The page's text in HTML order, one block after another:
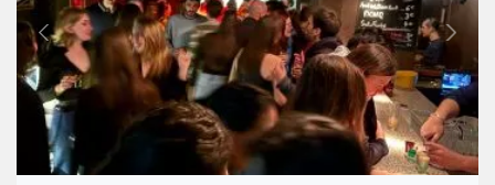
Précédent
Suivant